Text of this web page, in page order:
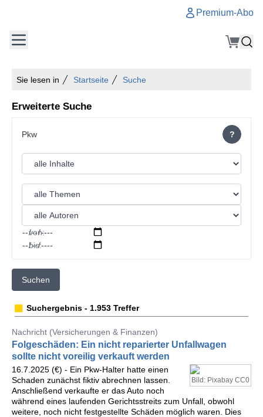
Premium-Abo
Sie lesen in Startseite Suche
Erweiterte Suche
?
von:
bis:
Suchen
Suchergebnis - 1.953 Treffer
Nachricht (Versicherungen & Finanzen)
Folgeschäden: Ein nicht reparierter Unfallwagen
sollte nicht voreilig verkauft werden
Bild: Pixabay CC0
16.7.2025 (€) - Ein Pkw-Halter hatte einen
Schaden zunächst fiktiv abrechnen lassen.
Anschließend verkaufte er das Auto noch
während eines laufenden Gerichtsstreits zum Unfall, obwohl
weitere, noch nicht festgestellte Schäden möglich waren. Dies